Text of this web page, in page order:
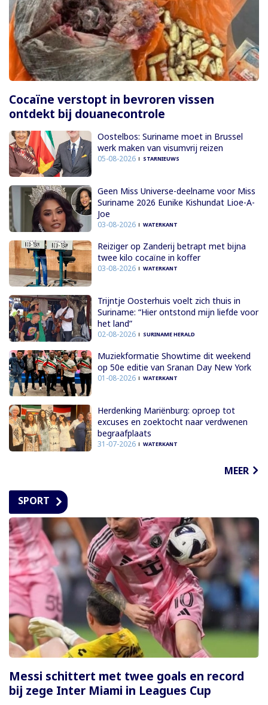
Cocaïne verstopt in bevroren vissen
ontdekt bij douanecontrole
Oostelbos: Suriname moet in Brussel
werk maken van visumvrij reizen
05-08-2026 STARNIEUWS
Geen Miss Universe-deelname voor Miss
Suriname 2026 Eunike Kishundat Lioe-A-
Joe
03-08-2026 WATERKANT
Reiziger op Zanderij betrapt met bijna
twee kilo cocaïne in koffer
03-08-2026 WATERKANT
Trijntje Oosterhuis voelt zich thuis in
Suriname: “Hier ontstond mijn liefde voor
het land”
02-08-2026 SURINAME HERALD
Muziekformatie Showtime dit weekend
op 50e editie van Sranan Day New York
01-08-2026 WATERKANT
Herdenking Mariënburg: oproep tot
excuses en zoektocht naar verdwenen
begraafplaats
31-07-2026 WATERKANT
MEER
SPORT
Messi schittert met twee goals en record
bij zege Inter Miami in Leagues Cup